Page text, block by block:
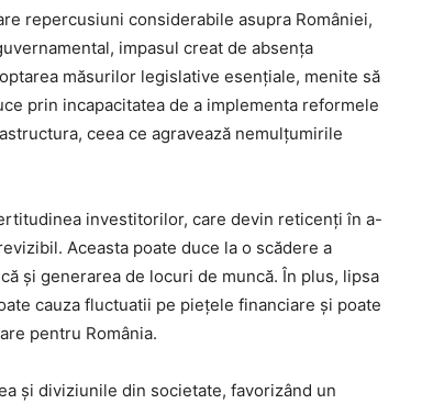
repercusiuni considerabile asupra României,
impasul creat de absența
măsurilor legislative esențiale, menite să
prin incapacitatea de a implementa reformele
ceea ce agravează nemulțumirile
investitorilor, care devin reticenți în a-
Aceasta poate duce la o scădere a
și generarea de locuri de muncă. În plus, lipsa
cauza fluctuatii pe piețele financiare și poate
pentru România.
și diviziunile din societate, favorizând un